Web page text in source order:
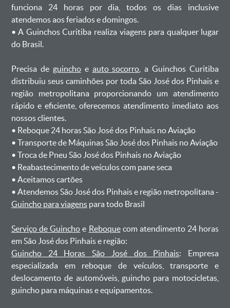
funciona 24 horas por dia, todos os dias inclusive
atendemos aos feriados e domingos.
ㅤㅤ• A Guinchos Curitiba realiza viagens para qualquer lugar
do Brasil.
Precisa de guinchoe auto socorro , a Guinchos Curitiba
distribuiu seus caminhões por toda São José dos Pinhais e
região metropolitana proporcionando um atendimento
rápido e eficiente, oferecemos atendimento imediato aos
nossos clientes.
ㅤㅤ• Reboque 24 horas São José dos Pinhais no Aviação
ㅤㅤ• Transporte de Máquinas São José dos Pinhais no Aviação
ㅤㅤ• Troca de Pneu São José dos Pinhais no Aviação
ㅤㅤ• Reabastecimento de veículos com pane seca
ㅤㅤ• Aceitamos cartões
ㅤㅤ• Atendemos São José dos Pinhais e região metropolitana -
Guincho para viagenspara todo Brasil
Serviço de Guincho e Reboquecom atendimento 24 horas
em São José dos Pinhais e região:
Guincho 24 Horas São José dos Pinhais: Empresa
especializada em reboque de veículos, transporte e
deslocamento de automóveis, guincho para motocicletas,
guincho para máquinas e equipamentos.